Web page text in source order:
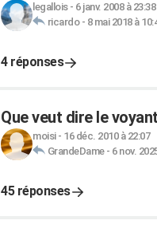
legallois- 6 janv. 2008 à 23:38
ricardo- 8 mai 2018 à
4 réponses
Que veut dire le
moisi- 16 déc. 2010 à 22:07
GrandeDame- 6 nov.
45 réponses